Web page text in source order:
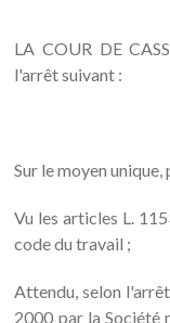
LA COUR DE
l'arrêt suivant :
Sur le moyen
Vu les articles L.
code du travail ;
Attendu, selon
2000 par la Société